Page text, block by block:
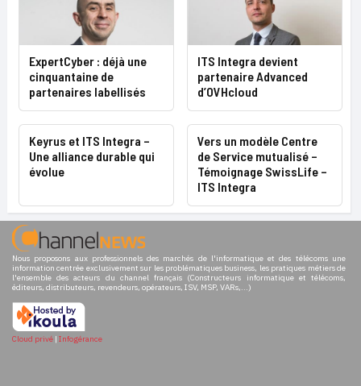
ExpertCyber : déjà une
cinquantaine de
partenaires labellisés
ITS Integra devient
partenaire Advanced
d’OVHcloud
Keyrus et ITS Integra –
Une alliance durable qui
évolue
Vers un modèle Centre
de Service mutualisé –
Témoignage SwissLife –
ITS Integra
Nous proposons aux professionnels des marchés de l'informatique et des télécoms une
information centrée exclusivement sur les problématiques business, les pratiques métiers de
l'ensemble des acteurs du channel français (Constructeurs informatique et télécoms,
éditeurs, distributeurs, revendeurs, opérateurs, ISV, MSP, VARs,...)
Cloud privé | Infogérance